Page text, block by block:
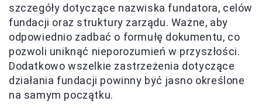
szczegóły dotyczące nazwiska fundatora, celów
fundacji oraz struktury zarządu. Ważne, aby
odpowiednio zadbać o formułę dokumentu, co
pozwoli uniknąć nieporozumień w przyszłości.
Dodatkowo wszelkie zastrzeżenia dotyczące
działania fundacji powinny być jasno określone
na samym początku.